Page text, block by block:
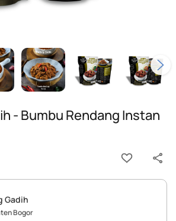
- Bumbu Rendang Instan
Gadih
Bogor